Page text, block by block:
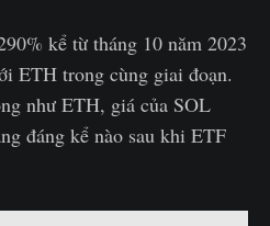
kể từ tháng 10 năm 2023
ETH trong cùng giai đoạn.
như ETH, giá của SOL
đáng kể nào sau khi ETF